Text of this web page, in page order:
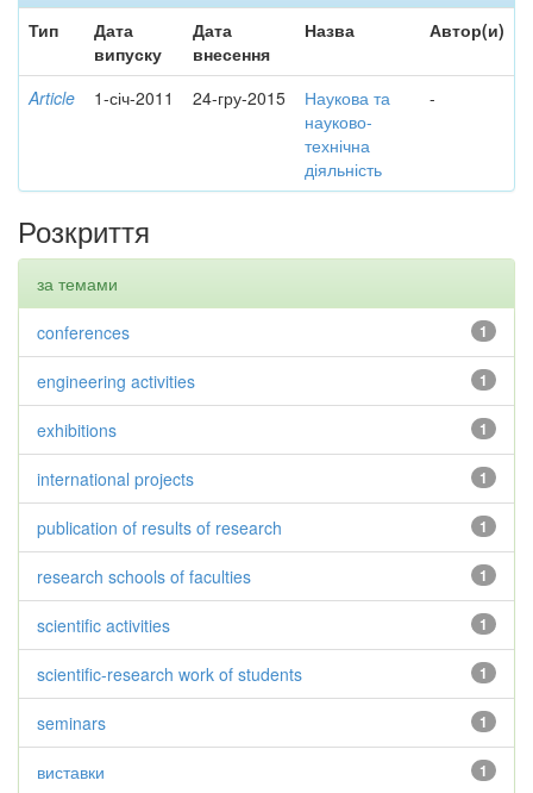
Тип
Дата
випуску
Дата
внесення
Назва Автор(и)
Article 1-січ-2011 24-гру-2015
Наукова та
науково-
технічна
діяльність
-
Розкриття
за темами
1
conferences
1
engineering activities
1
exhibitions
1
international projects
1
publication of results of research
1
research schools of faculties
1
scientific activities
1
scientific-research work of students
1
seminars
1
виставки